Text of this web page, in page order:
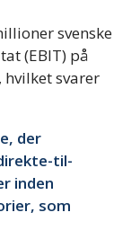
svenske
(EBIT) på
hvilket svarer
der
til-
inden
som